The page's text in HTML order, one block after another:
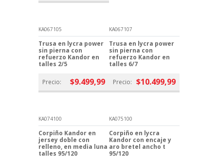
KA067105
Trusa en lycra power
sin pierna con
refuerzo Kandor en
talles 2/5
Precio: $9.499,99
KA067107
Trusa en lycra power
sin pierna con
refuerzo Kandor en
talles 6/7
Precio: $10.499,99
KA074100
Corpiño Kandor en
jersey doble con
relleno, en media luna
talles 95/120
KA075100
Corpiño en lycra
Kandor con encaje y
aro bretel ancho t
95/120